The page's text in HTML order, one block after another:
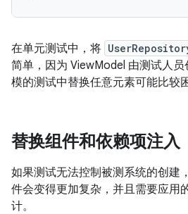
在单元测试中，将
简单，因为 ViewModel 由测试人
模的测试中替换任意元素可能比较困
替换组件和依赖项注入
如果测试无法控制被测系统的创建
件会变得更加复杂，并且需要应用
计。